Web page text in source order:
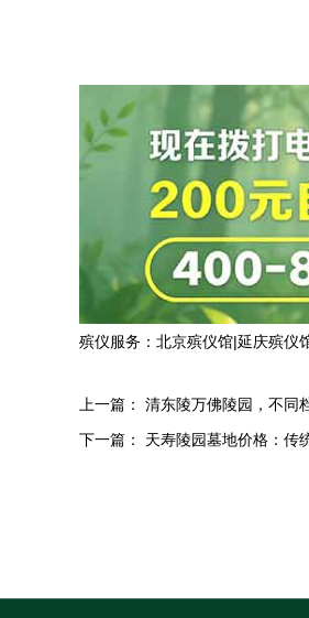
殡仪服务： 北京殡仪馆|延庆殡仪
上一篇： 清东陵万佛陵园，不同
下一篇： 天寿陵园墓地价格：传